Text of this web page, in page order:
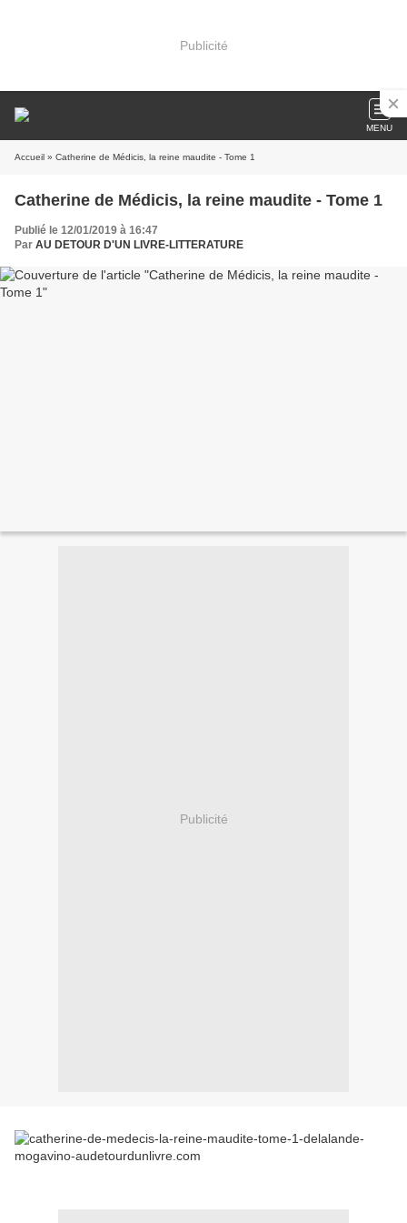
Publicité
MENU
Accueil » Catherine de Médicis, la reine maudite - Tome 1
Catherine de Médicis, la reine maudite - Tome 1
Publié le 12/01/2019 à 16:47
Par AU DETOUR D'UN LIVRE-LITTERATURE
Publicité